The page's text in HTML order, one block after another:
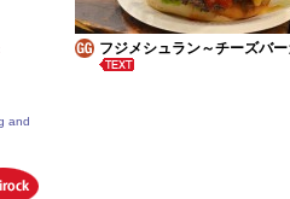
フジメシュラン～チーズバ
and